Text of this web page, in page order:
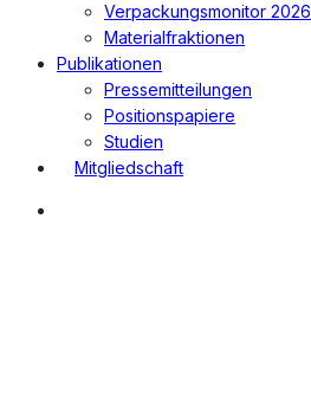
Verpackungsmonitor 2026
Materialfraktionen
Publikationen
Pressemitteilungen
Positionspapiere
Studien
Mitgliedschaft